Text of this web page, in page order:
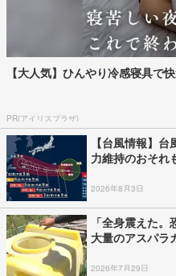
【大人気】ひんやり冷感寝具で
PR(アイリスプラザ)
【台風情報】
力維持のおそ
2026年8月3日
「全身震えた
大量のアスパ
2026年7月29日